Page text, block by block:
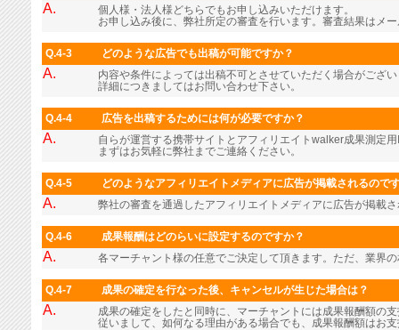
A.
個人様・法人様どちらでもお申し込みいただけます。
お申し込み後に、弊社所定の審査を行います。審査結果はメ
Q.4-3 どのような広告でも出稿が可能ですか？
A.
内容や条件によっては出稿不可とさせていただく場合がござ
詳細につきましてはお問い合わせ下さい。
Q.4-4 広告を出稿するためには何が必要ですか？
A.
自らが運営する携帯サイトとアフィリエイトwalker成果測定
まずはお気軽に弊社までご連絡ください。
Q.4-5 どのようなアフィリエイトメディアに広告が掲載されるので
A. 弊社の審査を通過したアフィリエイトメディアに広告が掲載
Q.4-6 成果報酬はどのらいに設定するのですか？
A. 各マーチャント様の任意でご決定して頂きます。ただ、業界
Q.4-7 成果の確定を行なった後、キャンセルが生じた場合は？
A.
成果の確定をしたと同時に、マーチャントには成果報酬額の
従いまして、如何なる理由がある場合でも、成果報酬額はお